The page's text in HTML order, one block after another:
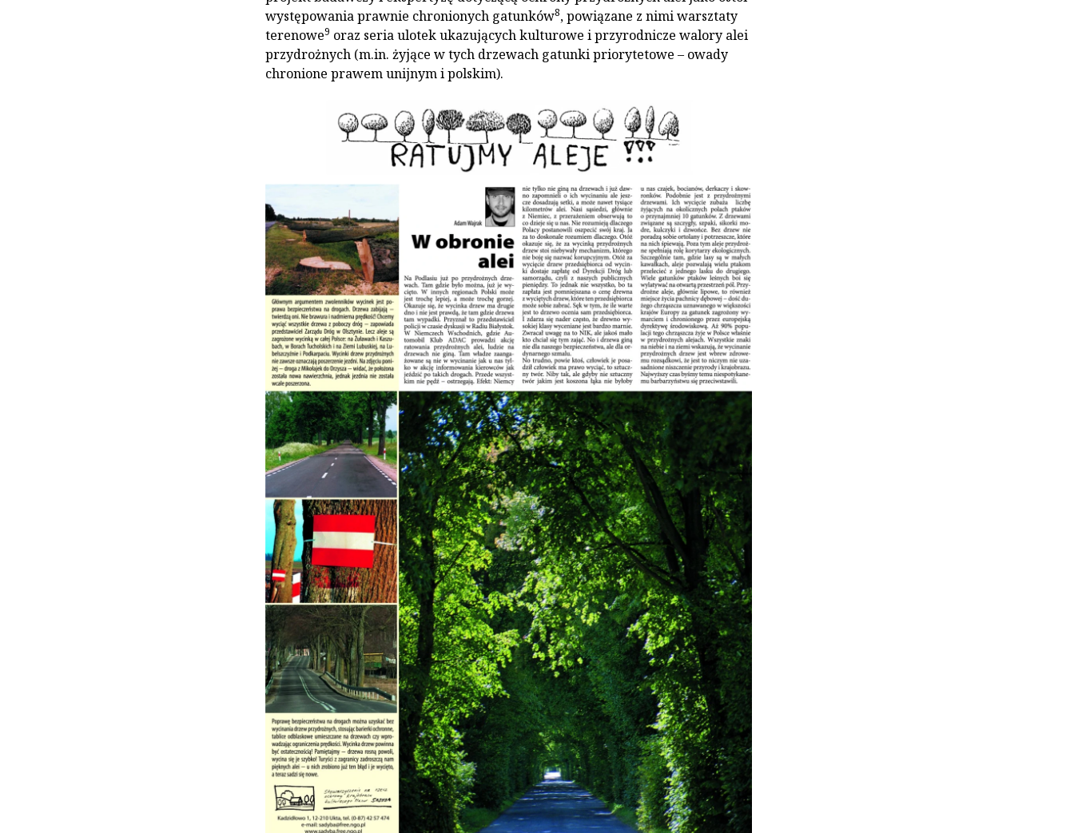
występowania prawnie chronionych gatunków8, powiązane z nimi warsztaty
terenowe9 oraz seria ulotek ukazujących kulturowe i przyrodnicze walory alei
przydrożnych (m.in. żyjące w tych drzewach gatunki priorytetowe – owady
chronione prawem unijnym i polskim).